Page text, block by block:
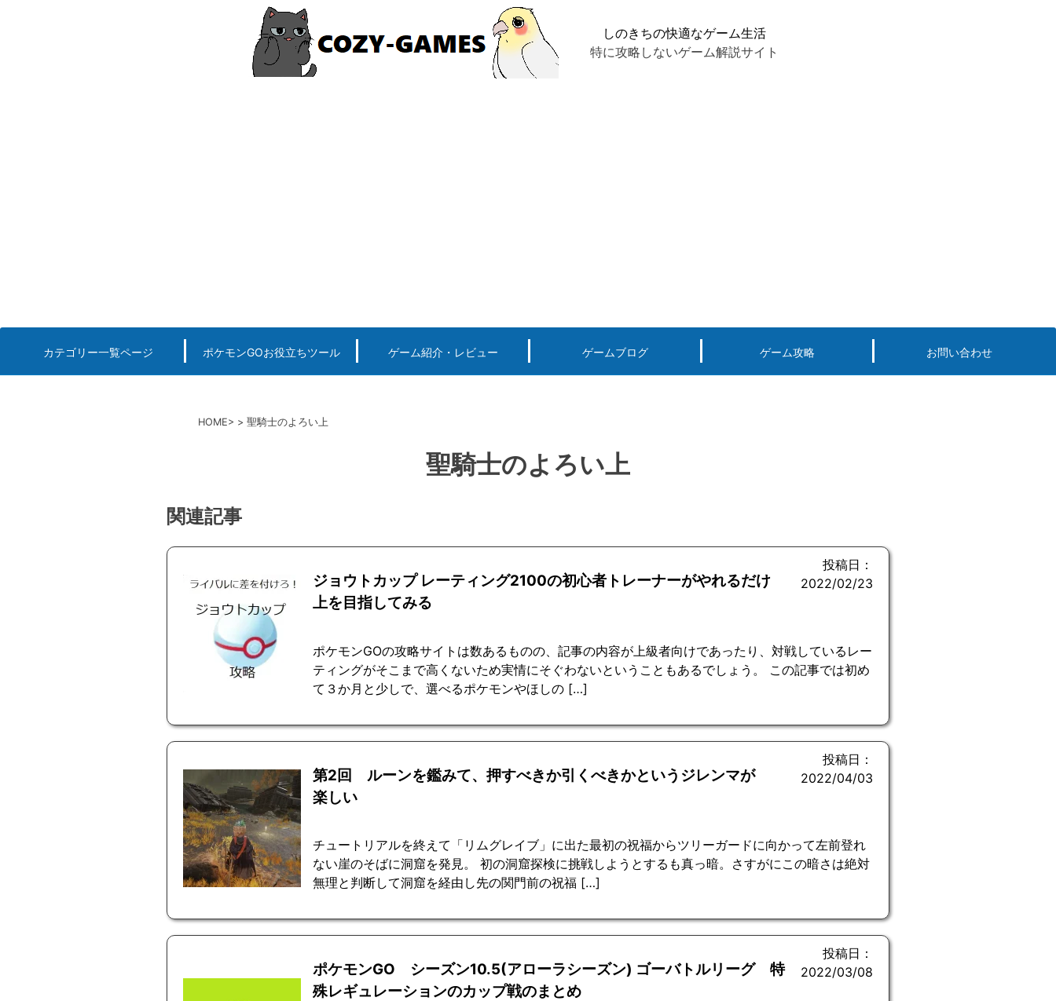
しのきちの快適なゲーム生活
特に攻略しないゲーム解説サイト
カテゴリー一覧ページ ポケモンGOお役立ちツール ゲーム紹介・レビュー ゲームブログ ゲーム攻略 お問い合わせ
HOME 聖騎士のよろい上
聖騎士のよろい上
関連記事
ジョウトカップ レーティング2100の初心者トレーナーがやれるだけ
上を目指してみる
投稿日：
2022/02/23
ポケモンGOの攻略サイトは数あるものの、記事の内容が上級者向けであったり、対戦しているレー
ティングがそこまで高くないため実情にそぐわないということもあるでしょう。 この記事では初め
て３か月と少しで、選べるポケモンやほしの […]
第2回 ルーンを鑑みて、押すべきか引くべきかというジレンマが
楽しい
投稿日：
2022/04/03
チュートリアルを終えて「リムグレイブ」に出た最初の祝福からツリーガードに向かって左前登れ
ない崖のそばに洞窟を発見。 初の洞窟探検に挑戦しようとするも真っ暗。さすがにこの暗さは絶対
無理と判断して洞窟を経由し先の関門前の祝福 […]
ポケモンGO シーズン10.5(アローラシーズン) ゴーバトルリーグ 特
殊レギュレーションのカップ戦のまとめ
投稿日：
2022/03/08